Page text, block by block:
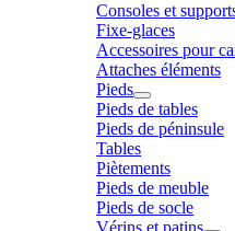
Consoles et
Fixe-glaces
Accessoires pour
Attaches éléments
Pieds
Pieds de tables
Pieds de péninsule
Tables
Piètements
Pieds de meuble
Pieds de socle
Vérins et patins